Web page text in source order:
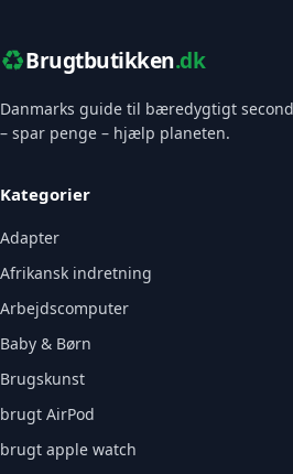
♻️Brugtbutikken.dk
Danmarks guide til bæredygtigt
– spar penge – hjælp planeten.
Kategorier
Adapter
Afrikansk indretning
Arbejdscomputer
Baby & Børn
Brugskunst
brugt AirPod
brugt apple watch